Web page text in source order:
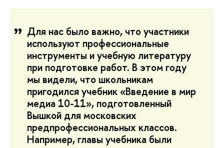
Для нас было важно, что участники
используют профессиональные
инструменты и учебную литературу
при подготовке работ. В этом году
мы видели, что школьникам
пригодился учебник «Введение в мир
медиа 10-11», подготовленный
Вышкой для московских
предпрофессиональных классов.
Например, главы учебника были